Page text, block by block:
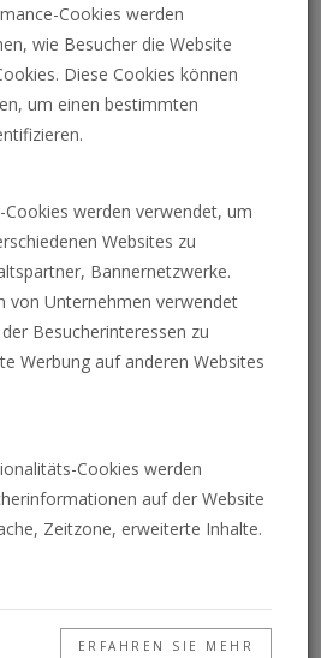
Landesregierung
der katholischen
mit der Universität Bochum
katholischen Einfluss auf
Cookies werden
wie Besucher die Website
Diese Cookies können
um einen bestimmten
Cookies werden verwendet, um
Websites zu
Bannernetzwerke.
von Unternehmen verwendet
Besucherinteressen zu
Werbung auf anderen Websites
Cookies werden
auf der Website
Zeitzone, erweiterte Inhalte.
ERFAHREN SIE MEHR